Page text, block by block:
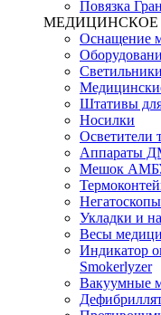
Повязка
МЕДИЦИНСКОЕ
Оснащение
Штативы
Носилки
Осветители
Аппараты
Мешок
Негатоскопы
Укладки и
Весы
Индикатор
Smokerlyzer
Вакуумные